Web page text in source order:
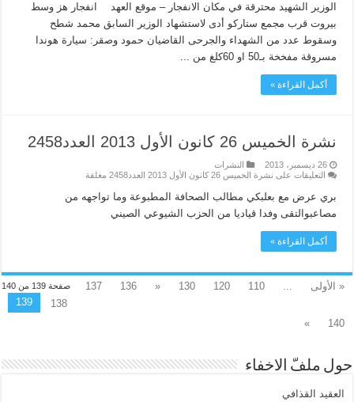
الوزير الشهيد محترقة في مكان الانفجار – موقع العهد انفجار هز وسط
بيروت قرب مجمع ستاركو أدى لاستشهاد الوزير السابق محمد شطح
وسقوط عدد من الشهداء والجرحى القاضيان حمود وصقر: سيارة هوندا
مسروقة مفخخة بـ50 او 60كلغ من ...
أكمل القراءة »
نشرة الخميس 26 كانون الأول 2013 العدد2458
26 ديسمبر، 2013
النشرات
التعليقات على نشرة الخميس 26 كانون الأول 2013 العدد2458 مغلقة
بري عرض مع بعلبكي مطالب الصحافة المطبوعة وما تواجهه من
مصاعبوالتقى وفدا قياديا من الحزب الشيوعي الصيني
أكمل القراءة »
صفحة 139 من 140 « الأولى ...
110
120
130
«
136
137
138
139
140
»
حول ملفّ الاخفاء
العقيد القذافي